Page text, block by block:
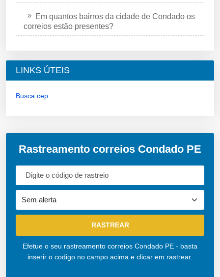
Em quantos bairros da cidade de Condado os
correios estão presentes?
LINKS ÚTEIS
Busca cep
Rastreamento correios Condado PE
Efetue o seu rastreamento correios Condado PE - basta
inserir o codigo no campo acima e clicar em rastrear.